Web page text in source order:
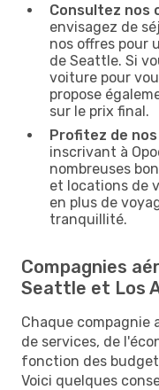
Consultez nos
envisagez de
nos offres pour
de Seattle. Si
voiture pour
propose
sur le prix final.
Profitez de
inscrivant à
nombreuses
et locations de
en plus de
tranquillité.
Compagnies
Seattle et Los
Chaque compagnie
de services, de
fonction des
Voici quelques